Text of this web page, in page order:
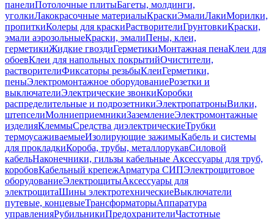
панелиПотолочные плитыБагеты, молдинги,
уголкиЛакокрасочные материалыКраскиЭмалиЛакиМорилки,
пропиткиКолеры для краскиРастворителиГрунтовкиКраски,
эмали аэрозольныеКраски, эмалиПены, клеи,
герметикиЖидкие гвоздиГерметикиМонтажная пенаКлеи для
обоевКлеи для напольных покрытийОчистители,
растворителиФиксаторы резьбыКлеиГерметики,
пеныЭлектромонтажное оборудованиеРозетки и
выключателиЭлектрические звонкиКоробки
распределительные и подрозетникиЭлектропатроныВилки,
штепселиМолниеприемникиЗаземлениеЭлектромонтажные
изделияКлеммыСредства диэлектрическиеТрубки
термоусаживаемыеИзолирующие зажимыКабель и системы
для прокладкиКороба, трубы, металлорукавСиловой
кабельНаконечники, гильзы кабельные Аксессуары для труб,
коробовКабельный крепежАрматура СИПЭлектрощитовое
оборудованиеЭлектрощитыАксессуары для
электрощитаШины электротехническиеВыключатели
путевые, концевыеТрансформаторыАппаратура
управленияРубильникиПредохранителиЧастотные